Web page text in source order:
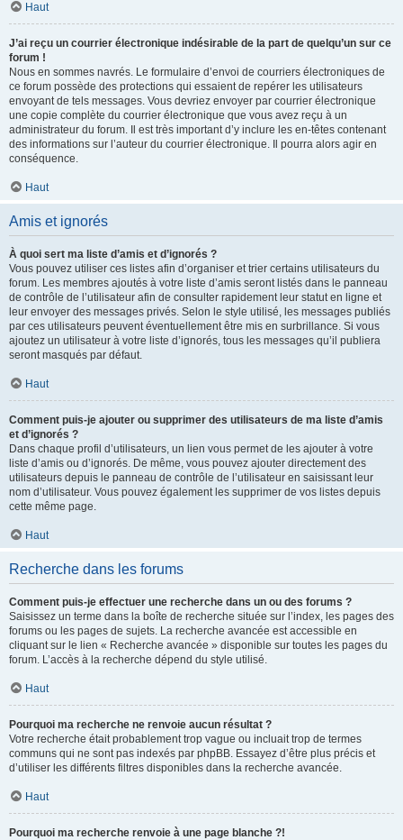
Haut
J’ai reçu un courrier électronique indésirable de la part de quelqu’un sur ce
forum !
Nous en sommes navrés. Le formulaire d’envoi de courriers électroniques de
ce forum possède des protections qui essaient de repérer les utilisateurs
envoyant de tels messages. Vous devriez envoyer par courrier électronique
une copie complète du courrier électronique que vous avez reçu à un
administrateur du forum. Il est très important d’y inclure les en-têtes contenant
des informations sur l’auteur du courrier électronique. Il pourra alors agir en
conséquence.
Haut
Amis et ignorés
À quoi sert ma liste d’amis et d’ignorés ?
Vous pouvez utiliser ces listes afin d’organiser et trier certains utilisateurs du
forum. Les membres ajoutés à votre liste d’amis seront listés dans le panneau
de contrôle de l’utilisateur afin de consulter rapidement leur statut en ligne et
leur envoyer des messages privés. Selon le style utilisé, les messages publiés
par ces utilisateurs peuvent éventuellement être mis en surbrillance. Si vous
ajoutez un utilisateur à votre liste d’ignorés, tous les messages qu’il publiera
seront masqués par défaut.
Haut
Comment puis-je ajouter ou supprimer des utilisateurs de ma liste d’amis
et d’ignorés ?
Dans chaque profil d’utilisateurs, un lien vous permet de les ajouter à votre
liste d’amis ou d’ignorés. De même, vous pouvez ajouter directement des
utilisateurs depuis le panneau de contrôle de l’utilisateur en saisissant leur
nom d’utilisateur. Vous pouvez également les supprimer de vos listes depuis
cette même page.
Haut
Recherche dans les forums
Comment puis-je effectuer une recherche dans un ou des forums ?
Saisissez un terme dans la boîte de recherche située sur l’index, les pages des
forums ou les pages de sujets. La recherche avancée est accessible en
cliquant sur le lien « Recherche avancée » disponible sur toutes les pages du
forum. L’accès à la recherche dépend du style utilisé.
Haut
Pourquoi ma recherche ne renvoie aucun résultat ?
Votre recherche était probablement trop vague ou incluait trop de termes
communs qui ne sont pas indexés par phpBB. Essayez d’être plus précis et
d’utiliser les différents filtres disponibles dans la recherche avancée.
Haut
Pourquoi ma recherche renvoie à une page blanche ?!